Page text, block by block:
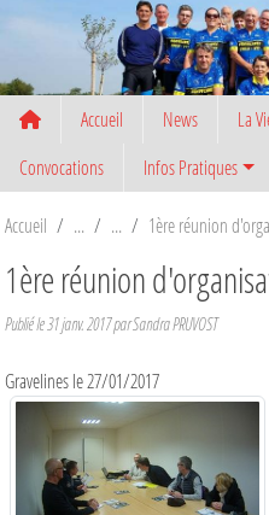
Accueil News La
Convocations
Infos Pratiques
Accueil 1ère réunion
1ère réunion
Publié le 31 janv. 2017parSandra PRUVOST
Gravelines le 27/01/2017
Panneau de gestion des cookies